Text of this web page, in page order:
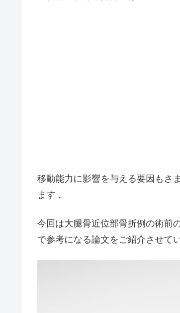
移動能力に影響を与える要因もさ
ます．
今回は大腿骨近位部骨折例の術前
で参考になる論文をご紹介させて